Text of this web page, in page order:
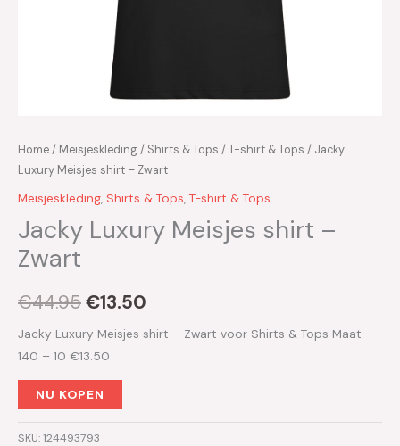
Home/ Meisjeskleding/ Shirts & Tops /T-shirt & Tops / Jacky
Luxury Meisjes shirt – Zwart
Meisjeskleding, Shirts & Tops, T-shirt & Tops
Jacky Luxury Meisjes shirt –
Zwart
€44.95€13.50
Jacky Luxury Meisjes shirt – Zwart voor Shirts & Tops Maat
140 – 10 €13.50
NU KOPEN
SKU:124493793